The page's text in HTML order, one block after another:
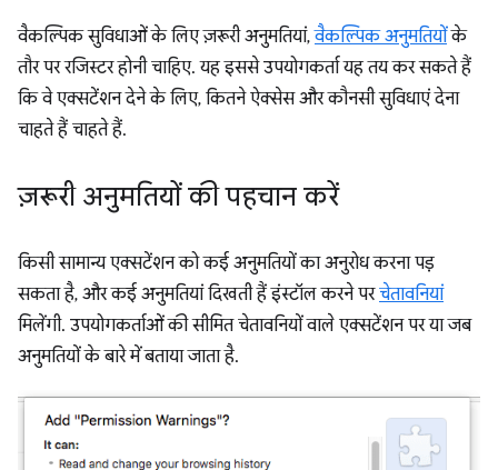
वैकल्पिक सुविधाओं के लिए ज़रूरी अनुमतियां,वैकल्पिक अनुमतियोंके
तौर पर रजिस्टर होनी चाहिए. यह इससे उपयोगकर्ता यह तय कर सकते हैं
कि वे एक्सटेंशन देने के लिए, कितने ऐक्सेस और कौनसी सुविधाएं देना
चाहते हैं चाहते हैं.
ज़रूरी अनुमतियों की पहचान करें
किसी सामान्य एक्सटेंशन को कई अनुमतियों का अनुरोध करना पड़
सकता है, और कई अनुमतियां दिखती हैं इंस्टॉल करने परचेतावनियां
मिलेंगी. उपयोगकर्ताओं की सीमित चेतावनियों वाले एक्सटेंशन पर या जब
अनुमतियों के बारे में बताया जाता है.